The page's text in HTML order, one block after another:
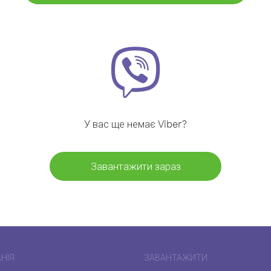
У вас ще немає Viber?
Завантажити зараз
ЗАВАНТАЖИТИ